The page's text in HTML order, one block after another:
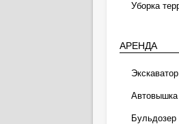
Уборка
АРЕНДА
Автовышка
Бульдозер